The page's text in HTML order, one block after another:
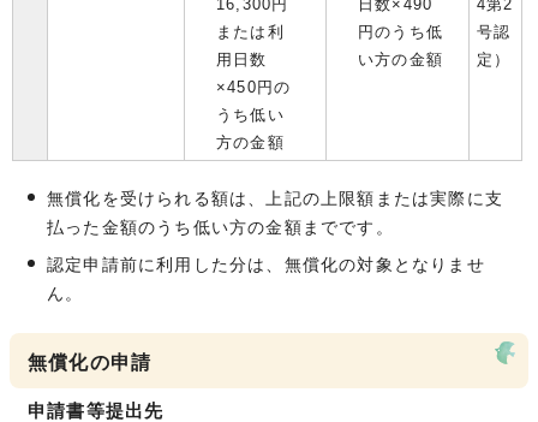
16,300円
または利
用日数
×450円の
うち低い
方の金額
日数×490
円のうち低
い方の金額
4第2
号認
定）
無償化を受けられる額は、上記の上限額または実際に支
払った金額のうち低い方の金額までです。
認定申請前に利用した分は、無償化の対象となりませ
ん。
無償化の申請
申請書等提出先